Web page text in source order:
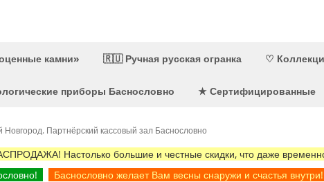
камни» 🇷🇺 Ручная русская огранка ♡
приборы Баснословно ★ Сертифицированные
Партнёрский кассовый зал Баснословно
Настолько большие и честные скидки, что даже
Баснословно желает Вам весны снаружи и счастья